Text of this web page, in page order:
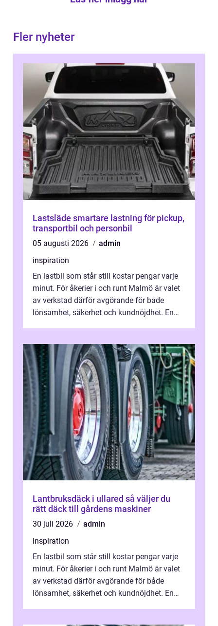
Fler nyheter
Lastsläde smartare lastning för pickup,
transportbil och personbil
05 augusti 2026
admin
inspiration
En lastbil som står still kostar pengar varje
minut. För åkerier i och runt Malmö är valet
av verkstad därför avgörande för både
lönsamhet, säkerhet och kundnöjdhet. En
Lantbruksdäck i ullared så väljer du
rätt däck till gårdens maskiner
30 juli 2026
admin
inspiration
En lastbil som står still kostar pengar varje
minut. För åkerier i och runt Malmö är valet
av verkstad därför avgörande för både
lönsamhet, säkerhet och kundnöjdhet. En